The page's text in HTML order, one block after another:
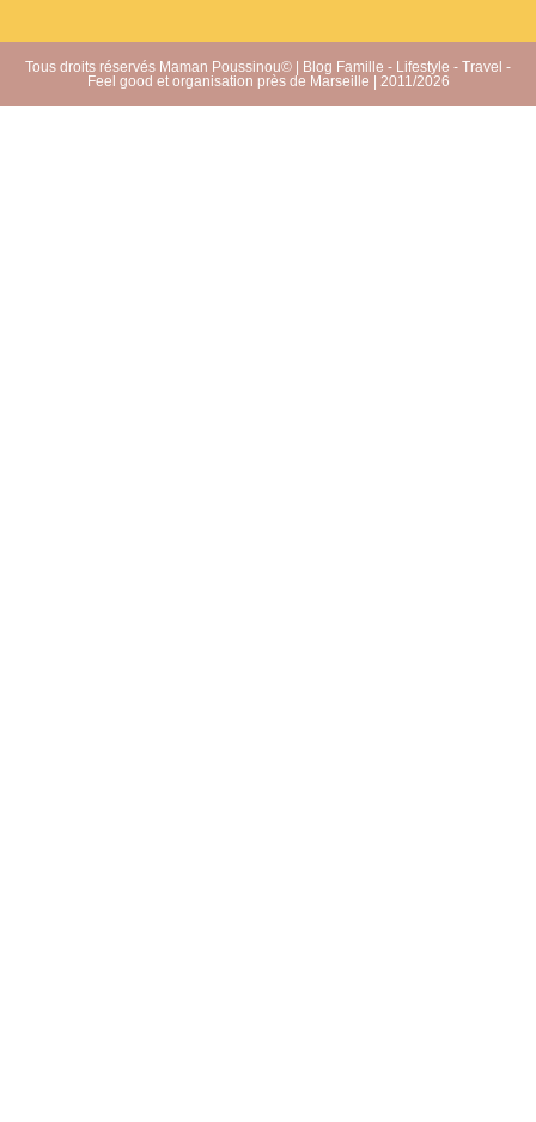
Tous droits réservés Maman Poussinou© | Blog Famille - Lifestyle - Travel -
Feel good et organisation près de Marseille | 2011/2026